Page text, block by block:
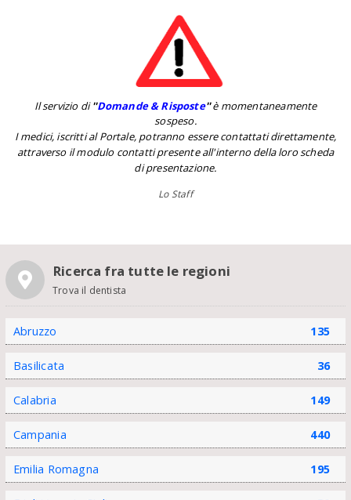
Il servizio di''Domande & Risposte''è momentaneamente
sospeso.
I medici, iscritti al Portale, potranno essere contattati direttamente,
attraverso il modulo contatti presente all'interno della loro scheda
di presentazione.
Lo Staff
Ricerca fra tutte le regioni
Trova il dentista
Abruzzo 135
Basilicata 36
Calabria 149
Campania 440
Emilia Romagna 195